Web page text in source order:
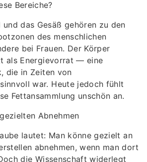
Bereiche?
und das Gesäß gehören zu den
des menschlichen
bei Frauen. Der Körper
als Energievorrat — eine
die in Zeiten von
war. Heute jedoch fühlt
Fettansammlung unschön an.
Abnehmen
lautet: Man könne gezielt an
abnehmen, wenn man dort
die Wissenschaft widerlegt